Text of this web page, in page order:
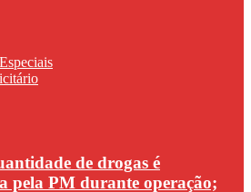
de drogas é
pela PM durante operação;